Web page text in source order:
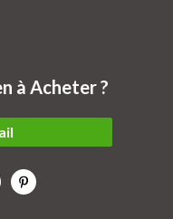
à Acheter ?